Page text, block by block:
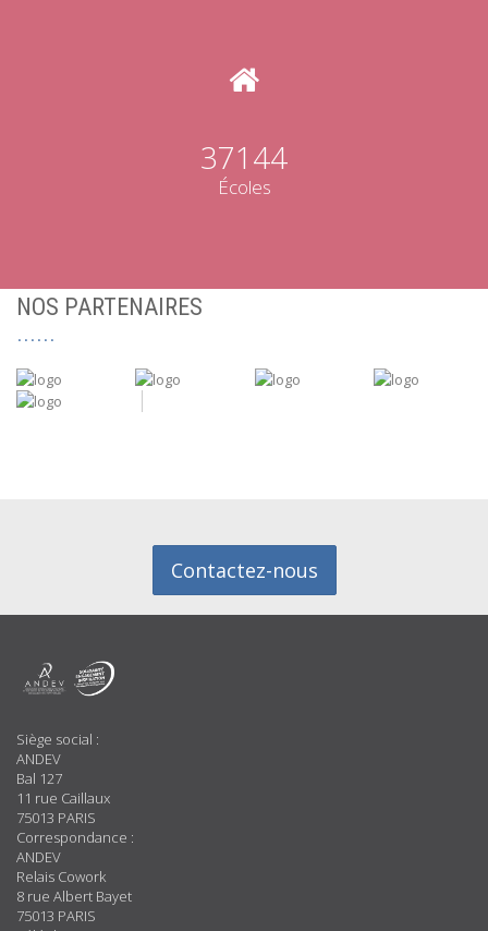
37144
Écoles
NOS PARTENAIRES
Contactez-nous
Propos
Siège social :
ANDEV
Bal 127
11 rue Caillaux
75013 PARIS
Correspondance :
ANDEV
Relais Cowork
8 rue Albert Bayet
75013 PARIS